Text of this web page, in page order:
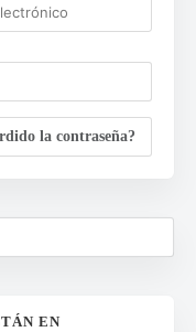
la contraseña?
EN